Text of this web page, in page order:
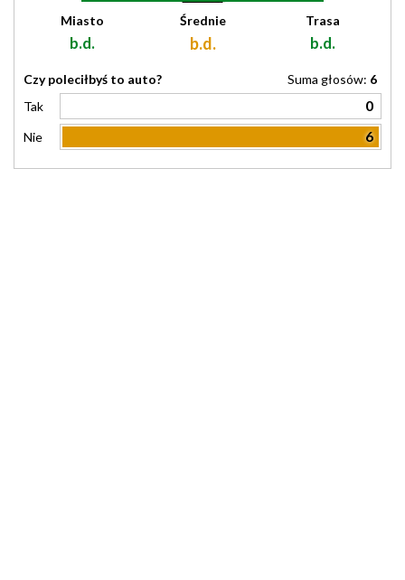
Miasto
b.d.
Średnie
b.d.
Trasa
b.d.
Czy poleciłbyś to auto? Suma głosów: 6
Tak
0
Nie 6